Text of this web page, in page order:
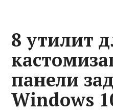
8 утилит
панели
Windows